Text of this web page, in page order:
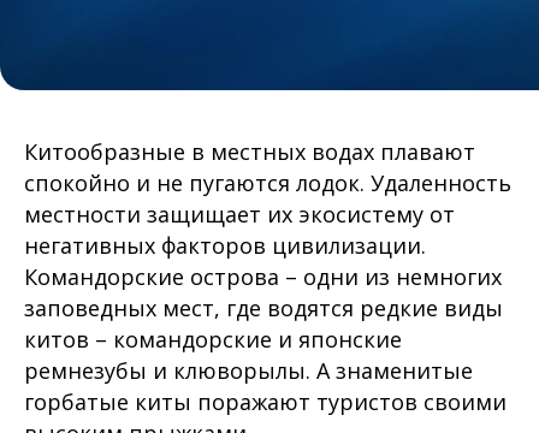
Китообразные в местных водах плавают
спокойно и не пугаются лодок. Удаленность
местности защищает их экосистему от
негативных факторов цивилизации.
Командорские острова – одни из немногих
заповедных мест, где водятся редкие виды
китов – командорские и японские
ремнезубы и клюворылы. А знаменитые
горбатые киты поражают туристов своими